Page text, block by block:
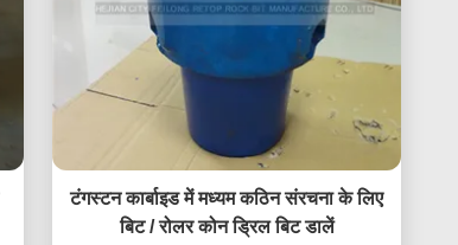
टंगस्टन कार्बाइड में मध्यम कठिन संरचना के लिए
बिट / रोलर कोन ड्रिल बिट डालें